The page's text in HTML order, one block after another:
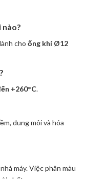
nào?
cho ống khí Ø12
+260°C.
dung môi và hóa
máy. Việc phân màu